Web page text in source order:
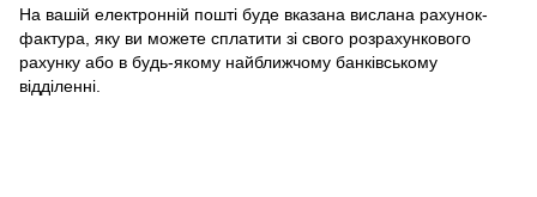
На вашій електронній пошті буде вказана вислана рахунок-
фактура, яку ви можете сплатити зі свого розрахункового
рахунку або в будь-якому найближчому банківському
відділенні.